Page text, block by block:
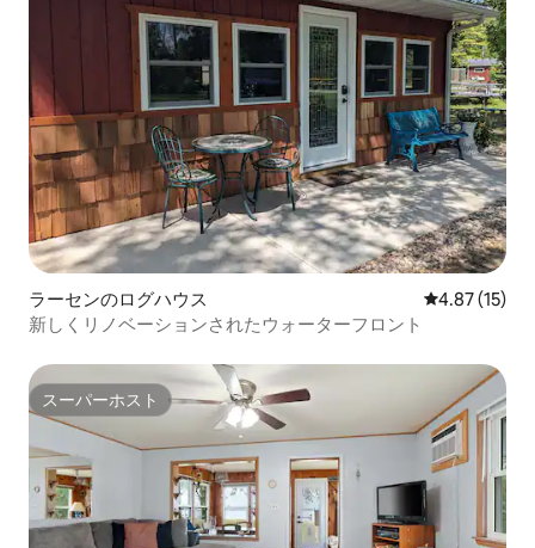
ラーセンのログハウス レビュー15
4.87 (15)
新しくリノベーションされたウォーターフロント
スーパーホスト
スーパーホスト